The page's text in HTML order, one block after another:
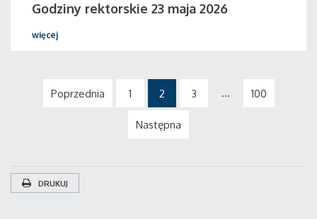
Godziny rektorskie 23 maja 2026
więcej
Poprzednia 1 2 3 ... 100
Następna
DRUKUJ